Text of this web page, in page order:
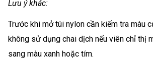
Lưu ý khác:
Trước khi mở túi nylon cần kiếm tra màu
không sử dụng chai dịch nếu viên chỉ thị
sang màu xanh hoặc tím.